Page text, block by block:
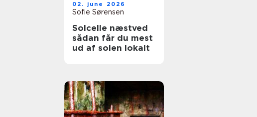
02. june 2026
Sofie Sørensen
Solcelle næstved
sådan får du mest
ud af solen lokalt